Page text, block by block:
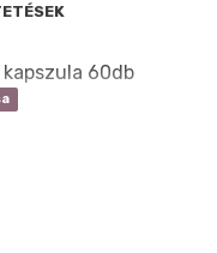
60db